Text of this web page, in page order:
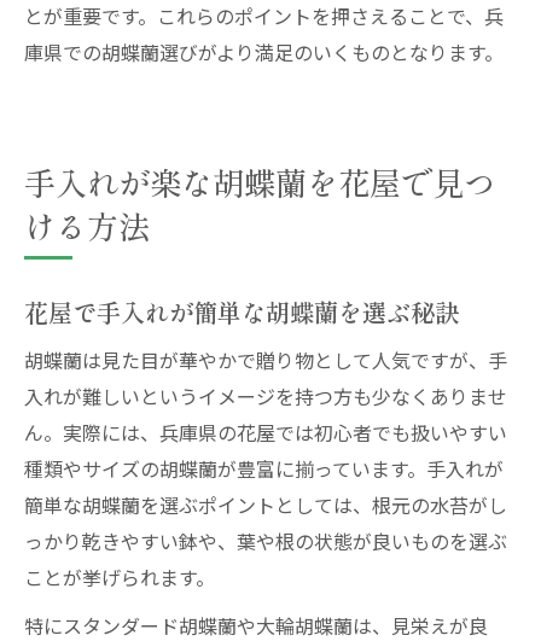
とが重要です。これらのポイントを押さえることで、兵
庫県での胡蝶蘭選びがより満足のいくものとなります。
手入れが楽な胡蝶蘭を花屋で見つ
ける方法
花屋で手入れが簡単な胡蝶蘭を選ぶ秘訣
胡蝶蘭は見た目が華やかで贈り物として人気ですが、手
入れが難しいというイメージを持つ方も少なくありませ
ん。実際には、兵庫県の花屋では初心者でも扱いやすい
種類やサイズの胡蝶蘭が豊富に揃っています。手入れが
簡単な胡蝶蘭を選ぶポイントとしては、根元の水苔がし
っかり乾きやすい鉢や、葉や根の状態が良いものを選ぶ
ことが挙げられます。
特にスタンダード胡蝶蘭や大輪胡蝶蘭は、見栄えが良